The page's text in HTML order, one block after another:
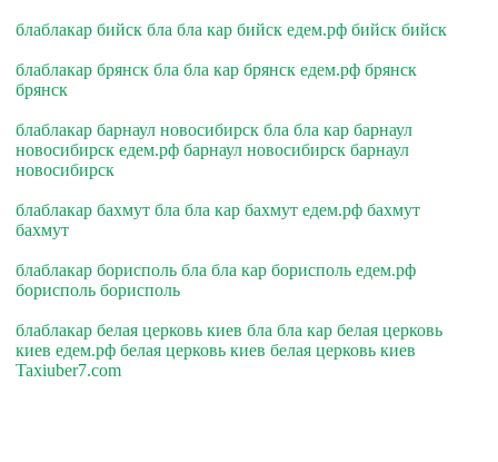
блаблакар бийск бла бла кар бийск едем.рф бийск бийск
блаблакар брянск бла бла кар брянск едем.рф брянск
брянск
блаблакар барнаул новосибирск бла бла кар барнаул
новосибирск едем.рф барнаул новосибирск барнаул
новосибирск
блаблакар бахмут бла бла кар бахмут едем.рф бахмут
бахмут
блаблакар борисполь бла бла кар борисполь едем.рф
борисполь борисполь
блаблакар белая церковь киев бла бла кар белая церковь
киев едем.рф белая церковь киев белая церковь киев
Taxiuber7.com